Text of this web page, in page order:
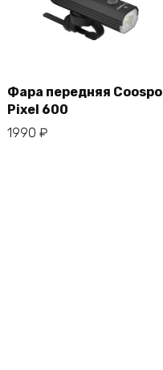
Фара передняя Coospo
Pixel 600
1990 ₽